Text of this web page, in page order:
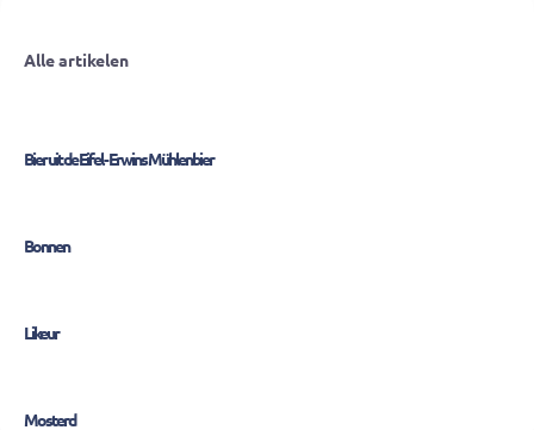
Alle artikelen
Bier uit de Eifel - Erwins Mühlenbier
Bonnen
Likeur
Mosterd